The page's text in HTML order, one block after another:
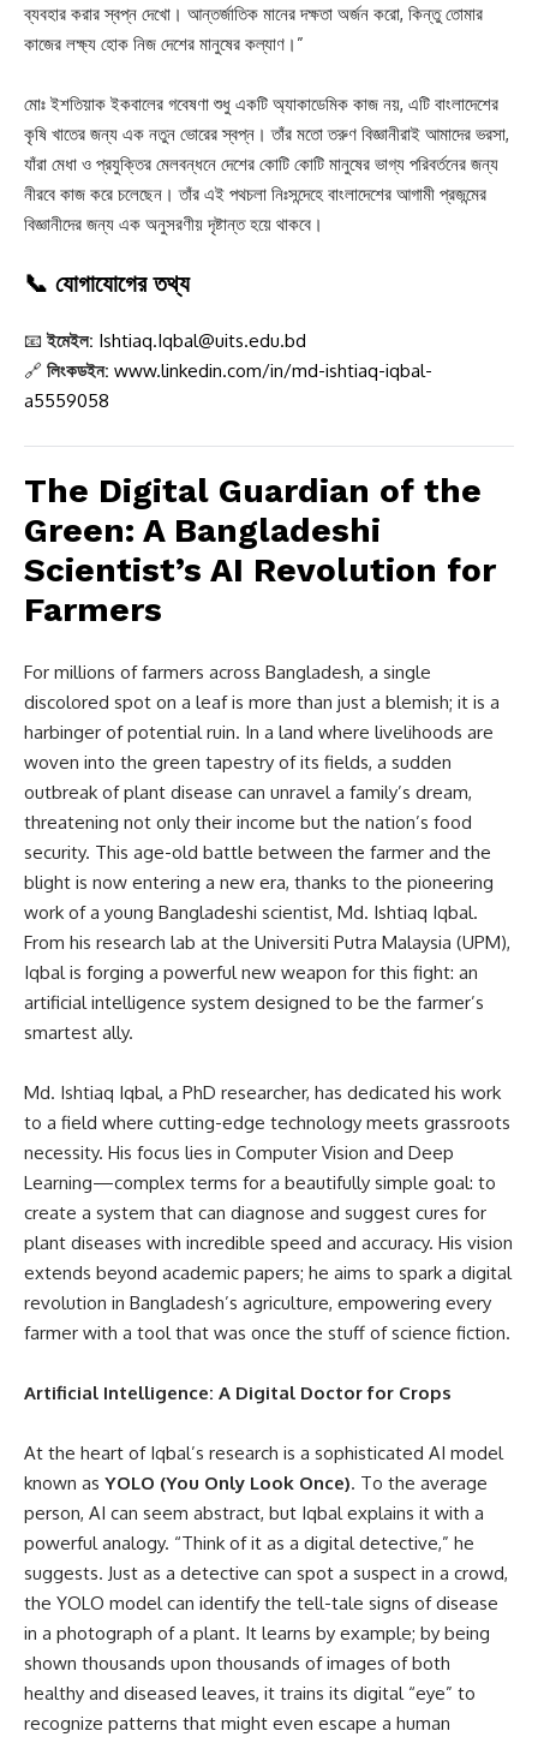
ব্যবহার করার স্বপ্ন দেখো। আন্তর্জাতিক মানের দক্ষতা অর্জন করো, কিন্তু তোমার
কাজের লক্ষ্য হোক নিজ দেশের মানুষের কল্যাণ।”
মোঃ ইশতিয়াক ইকবালের গবেষণা শুধু একটি অ্যাকাডেমিক কাজ নয়, এটি বাংলাদেশের
কৃষি খাতের জন্য এক নতুন ভোরের স্বপ্ন। তাঁর মতো তরুণ বিজ্ঞানীরাই আমাদের ভরসা,
যাঁরা মেধা ও প্রযুক্তির মেলবন্ধনে দেশের কোটি কোটি মানুষের ভাগ্য পরিবর্তনের জন্য
নীরবে কাজ করে চলেছেন। তাঁর এই পথচলা নিঃসন্দেহে বাংলাদেশের আগামী প্রজন্মের
বিজ্ঞানীদের জন্য এক অনুসরণীয় দৃষ্টান্ত হয়ে থাকবে।
📞 যোগাযোগের তথ্য
📧ইমেইল: Ishtiaq.Iqbal@uits.edu.bd
🔗 লিংকডইন: www.linkedin.com/in/md-ishtiaq-iqbal-
a5559058
The Digital Guardian of the
Green: A Bangladeshi
Scientist’s AI Revolution for
Farmers
For millions of farmers across Bangladesh, a single
discolored spot on a leaf is more than just a blemish; it is a
harbinger of potential ruin. In a land where livelihoods are
woven into the green tapestry of its fields, a sudden
outbreak of plant disease can unravel a family’s dream,
threatening not only their income but the nation’s food
security. This age-old battle between the farmer and the
blight is now entering a new era, thanks to the pioneering
work of a young Bangladeshi scientist, Md. Ishtiaq Iqbal.
From his research lab at the Universiti Putra Malaysia (UPM),
Iqbal is forging a powerful new weapon for this fight: an
artificial intelligence system designed to be the farmer’s
smartest ally.
Md. Ishtiaq Iqbal, a PhD researcher, has dedicated his work
to a field where cutting-edge technology meets grassroots
necessity. His focus lies in Computer Vision and Deep
Learning—complex terms for a beautifully simple goal: to
create a system that can diagnose and suggest cures for
plant diseases with incredible speed and accuracy. His vision
extends beyond academic papers; he aims to spark a digital
revolution in Bangladesh’s agriculture, empowering every
farmer with a tool that was once the stuff of science fiction.
Artificial Intelligence: A Digital Doctor for Crops
At the heart of Iqbal’s research is a sophisticated AI model
known as YOLO (You Only Look Once). To the average
person, AI can seem abstract, but Iqbal explains it with a
powerful analogy. “Think of it as a digital detective,” he
suggests. Just as a detective can spot a suspect in a crowd,
the YOLO model can identify the tell-tale signs of disease
in a photograph of a plant. It learns by example; by being
shown thousands upon thousands of images of both
healthy and diseased leaves, it trains its digital “eye” to
recognize patterns that might even escape a human